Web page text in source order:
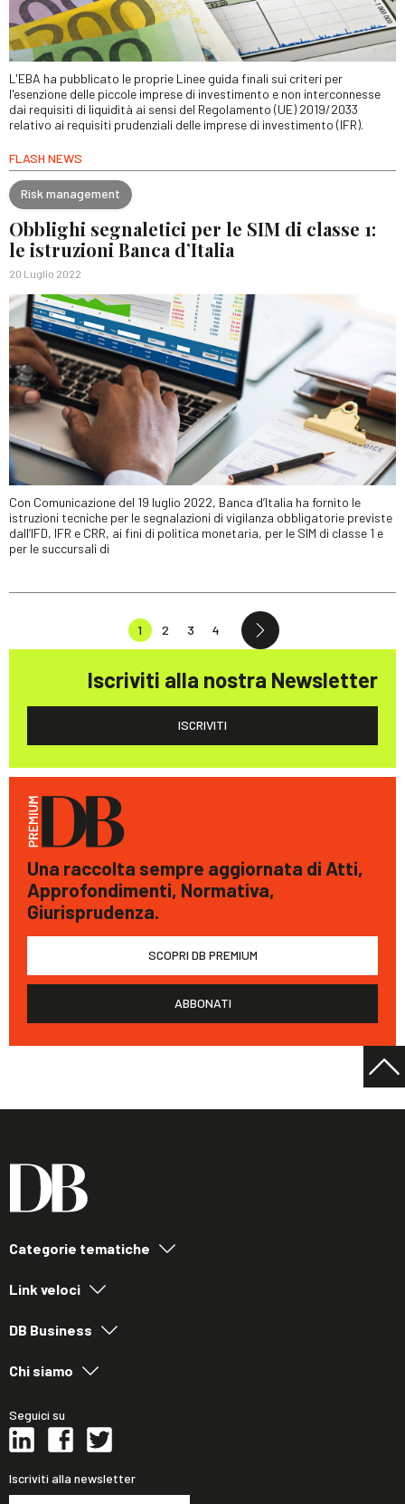
L'EBA ha pubblicato le proprie Linee guida finali sui criteri per
l'esenzione delle piccole imprese di investimento e non interconnesse
dai requisiti di liquidità ai sensi del Regolamento (UE) 2019/2033
relativo ai requisiti prudenziali delle imprese di investimento (IFR).
FLASH NEWS
Risk management
Obblighi segnaletici per le SIM di classe 1:
le istruzioni Banca d’Italia
20 Luglio 2022
Con Comunicazione del 19 luglio 2022, Banca d’Italia ha fornito le
istruzioni tecniche per le segnalazioni di vigilanza obbligatorie previste
dall’IFD, IFR e CRR, ai fini di politica monetaria, per le SIM di classe 1 e
per le succursali di
1 2 3 4
Iscriviti alla nostra Newsletter
ISCRIVITI
Una raccolta sempre aggiornata di Atti,
Approfondimenti, Normativa,
Giurisprudenza.
SCOPRI DB PREMIUM
ABBONATI
Categorie tematiche
Link veloci
DB Business
Chi siamo
Seguici su
Iscriviti alla newsletter